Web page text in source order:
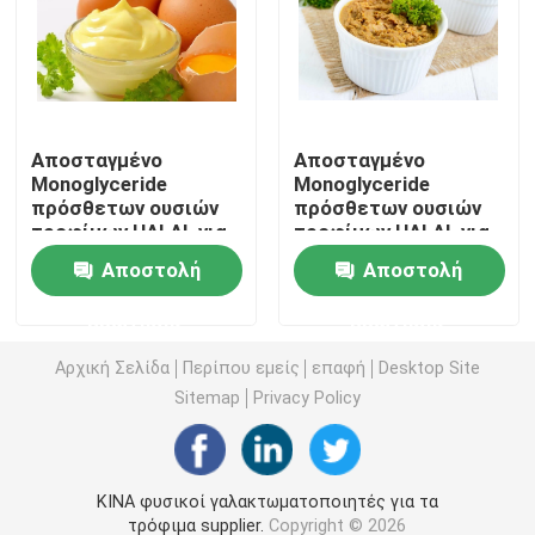
E471 γαλακτωματοποιητής τροφίμων
Φυσικοί γαλακτωματοποιητές τροφίμων
Αποσταγμένο Monoglyceride
Μονο και diglycerides
Monostearate γλυκερίνης
Γαλακτωματοποιητής βελτιωτών κέικ
Αποσταγμένο
Monoglyceride
πρόσθετων ουσιών
τροφίμων HALAL για
τη μαγιονέζα
Αποστολή
Αποσταγμένο
Monoglyceride
πρόσθετων ουσιών
τροφίμων HALAL για
την κόλλα
Αποστολή
Αρχική Σελίδα Περίπου εμείς επαφή
Desktop Site
Sitemap
Privacy Policy
ΚΙΝΑ φυσικοί γαλακτωματοποιητές για τα
τρόφιμα supplier. Copyright © 2026